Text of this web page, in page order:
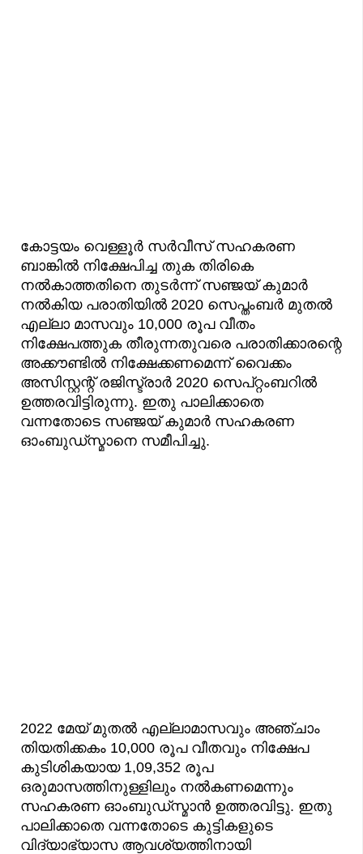
കോട്ടയം വെള്ളൂർ സർവീസ് സഹകരണ
ബാങ്കിൽ നിക്ഷേപിച്ച തുക തിരികെ
നൽകാത്തതിനെ തുടർന്ന് സഞ്ജയ് കുമാർ
നൽകിയ പരാതിയിൽ 2020 സെപ്തംബർ മുതൽ
എല്ലാ മാസവും 10,000 രൂപ വീതം
നിക്ഷേപത്തുക തീരുന്നതുവരെ പരാതിക്കാരന്റെ
അക്കൗണ്ടിൽ നിക്ഷേക്കണമെന്ന് വൈക്കം
അസിസ്റ്റന്റ് രജിസ്ട്രാർ 2020 സെപ്റ്റംബറിൽ
ഉത്തരവിട്ടിരുന്നു. ഇതു പാലിക്കാതെ
വന്നതോടെ സഞ്ജയ് കുമാർ സഹകരണ
ഓംബുഡ്സ്മാനെ സമീപിച്ചു.
2022 മേയ് മുതൽ എല്ലാമാസവും അഞ്ചാം
തിയതിക്കകം 10,000 രൂപ വീതവും നിക്ഷേപ
കുടിശികയായ 1,09,352 രൂപ
ഒരുമാസത്തിനുള്ളിലും നൽകണമെന്നും
സഹകരണ ഓംബുഡ്സ്മാൻ ഉത്തരവിട്ടു. ഇതു
പാലിക്കാതെ വന്നതോടെ കുട്ടികളുടെ
വിദ്യാഭ്യാസ ആവശ്യത്തിനായി